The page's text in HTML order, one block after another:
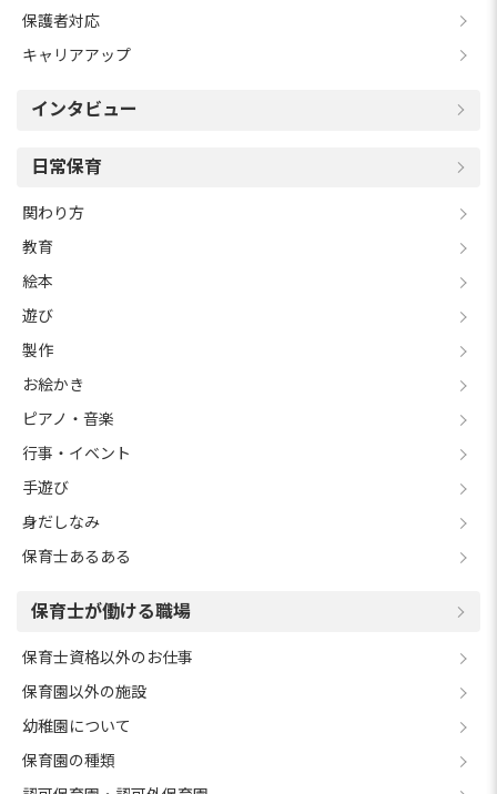
保護者対応
キャリアアップ
インタビュー
日常保育
関わり方
教育
絵本
遊び
製作
お絵かき
ピアノ・音楽
行事・イベント
手遊び
身だしなみ
保育士あるある
保育士が働ける職場
保育士資格以外のお仕事
保育園以外の施設
幼稚園について
保育園の種類